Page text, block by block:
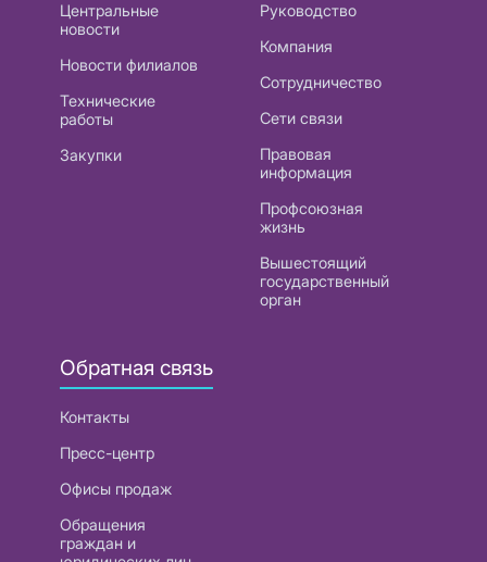
Центральные
новости
Новости филиалов
Технические
работы
Закупки
Руководство
Компания
Сотрудничество
Сети связи
Правовая
информация
Профсоюзная
жизнь
Вышестоящий
государственный
орган
Обратная связь
Контакты
Пресс-центр
Офисы продаж
Обращения
граждан и